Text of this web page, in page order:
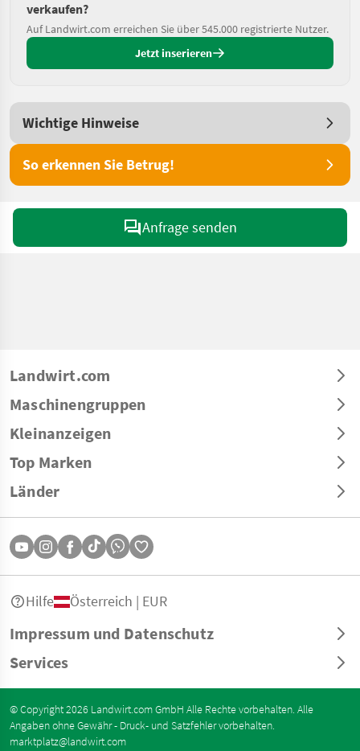
verkaufen?
Auf Landwirt.com erreichen Sie über 545.000 registrierte Nutzer.
Jetzt inserieren
Wichtige Hinweise
So erkennen Sie Betrug!
Anfrage senden
Landwirt.com
Maschinengruppen
Kleinanzeigen
Top Marken
Länder
Impressum und Datenschutz
Services
Hilfe Österreich | EUR
© Copyright 2026 Landwirt.com GmbH Alle Rechte vorbehalten. Alle
Angaben ohne Gewähr - Druck- und Satzfehler vorbehalten.
marktplatz@landwirt.com